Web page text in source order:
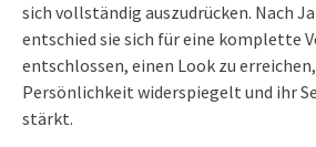
sich vollständig auszudrücken. Nach
entschied sie sich für eine komplette
entschlossen, einen Look zu
Persönlichkeit widerspiegelt und ihr
stärkt.